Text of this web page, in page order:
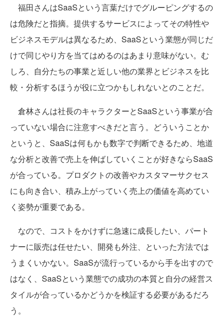
福田さんはSaaSという言葉だけでグルーピングするの
は危険だと指摘。提供するサービスによってその特性や
ビジネスモデルは異なるため、SaaSという業態が同じだ
けで同じやり方を当てはめるのはあまり意味がない。む
しろ、自分たちの事業と近しい他の業界とビジネスを比
較・分析するほうが役に立つかもしれないとのことだ。
倉林さんは社長のキャラクターとSaaSという事業が合
っていない場合に注意すべきだと言う。どういうことか
というと、SaaSは何もかも数字で判断できるため、地道
な分析と改善で売上を伸ばしていくことが好きならSaaS
が合っている。プロダクトの改善やカスタマーサクセス
にも向き合い、積み上がっていく売上の価値を高めてい
く姿勢が重要である。
なので、コストをかけずに急速に成長したい、パート
ナーに販売は任せたい、開発も外注、といった方法では
うまくいかない。SaaSが流行っているから手を出すので
はなく、SaaSという業態での成功の本質と自分の経営ス
タイルが合っているかどうかを検証する必要があるだろ
う。